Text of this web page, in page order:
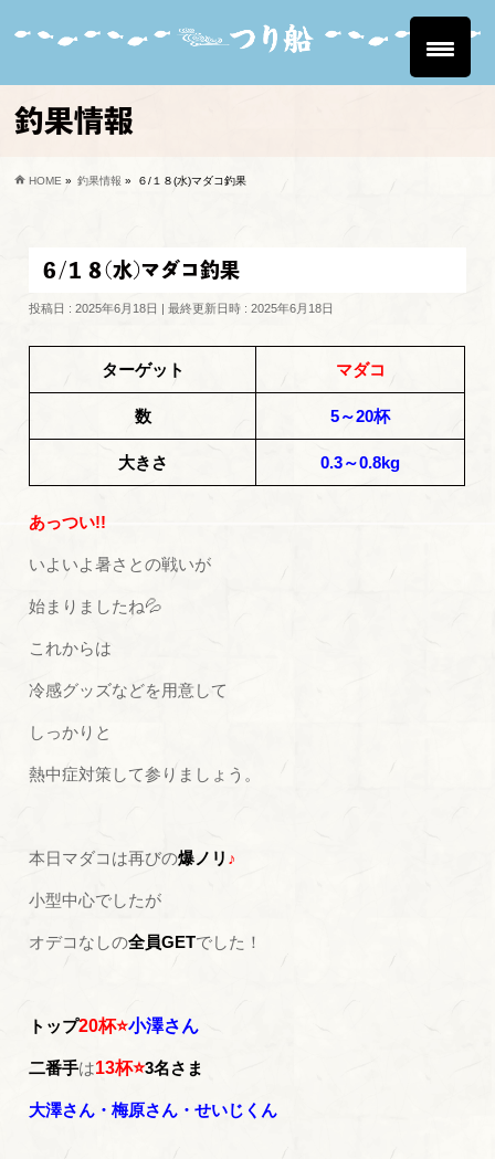
釣果情報
HOME » 釣果情報 » ６/１８(水)マダコ釣果
６/１８(水)マダコ釣果
投稿日 : 2025年6月18日 最終更新日時 : 2025年6月18日
ターゲット マダコ
数 5～20杯
大きさ 0.3～0.8kg
あっつい!!
いよいよ暑さとの戦いが
始まりましたね💦
これからは
冷感グッズなどを用意して
しっかりと
熱中症対策して参りましょう。
本日マダコは再びの爆ノリ ♪
小型中心でしたが
オデコなしの全員GETでした！
トップ20杯⭐小澤さん
二番手は13杯⭐3名さま
大澤さん・梅原さん・せいじくん